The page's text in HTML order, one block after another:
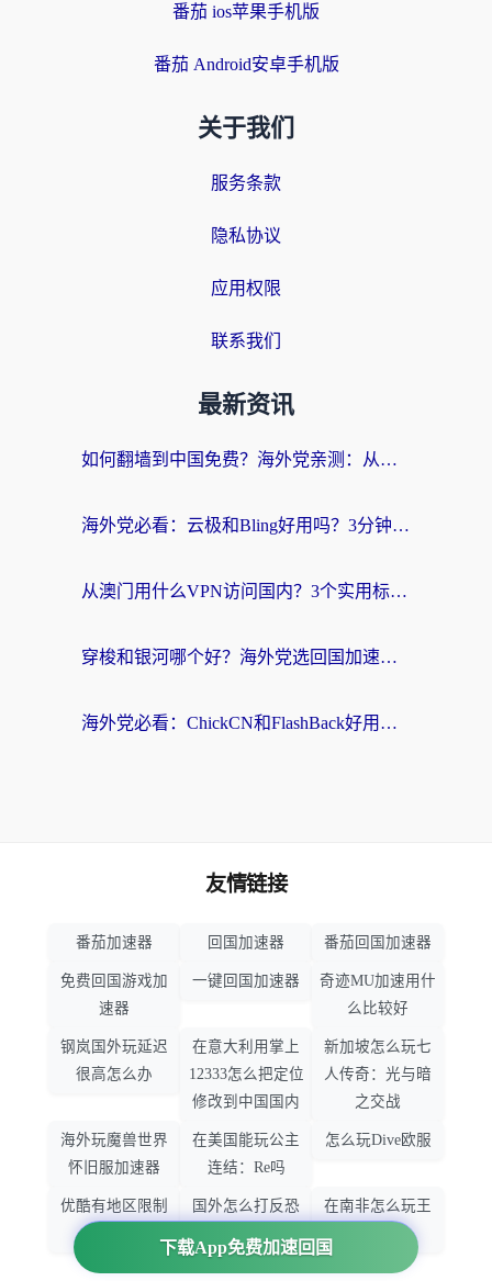
番茄 ios苹果手机版
番茄 Android安卓手机版
关于我们
服务条款
隐私协议
应用权限
联系我们
最新资讯
如何翻墙到中国免费？海外党亲测：从踩坑到选对加速器的全攻略
海外党必看：云极和Bling好用吗？3分钟教你选对回国加速器
从澳门用什么VPN访问国内？3个实用标准帮你避开坑，无缝刷剧听歌
穿梭和银河哪个好？海外党选回国加速器的避坑指南，附番茄加速器实测体验
海外党必看：ChickCN和FlashBack好用吗？3招教你选对回国加速器（附云极、HomeCN、斧牛vs艾果对比）
下载App免费加速回国
友情链接
番茄加速器 回国加速器 番茄回国加速器
免费回国游戏加
速器
一键回国加速器
奇迹MU加速用什
么比较好
钢岚国外玩延迟
很高怎么办
在意大利用掌上
12333怎么把定位
修改到中国国内
新加坡怎么玩七
人传奇：光与暗
之交战
海外玩魔兽世界
怀旧服加速器
在美国能玩公主
连结：Re吗
怎么玩Dive欧服
优酷有地区限制
国外怎么打反恐
精英：全球攻势
在南非怎么玩王